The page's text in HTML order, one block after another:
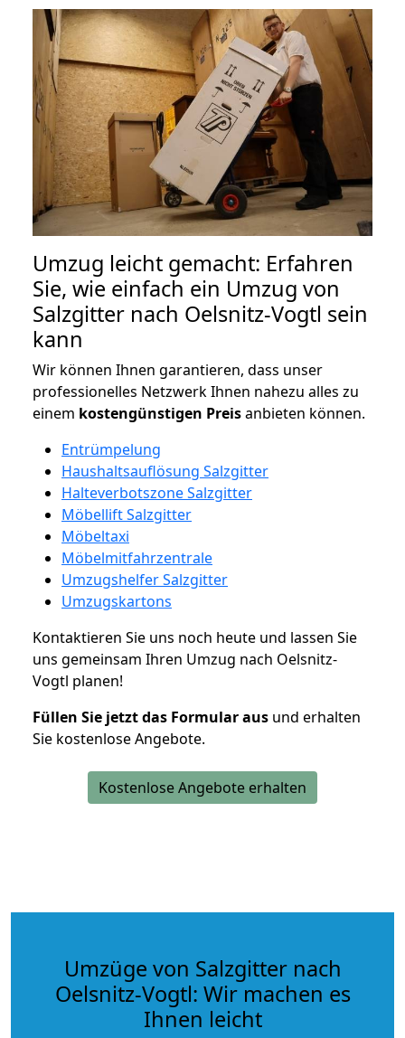
Umzug leicht gemacht: Erfahren
Sie, wie einfach ein Umzug von
Salzgitter nach Oelsnitz-Vogtl sein
kann
Wir können Ihnen garantieren, dass unser
professionelles Netzwerk Ihnen nahezu alles zu
einem kostengünstigen Preisanbieten können.
Entrümpelung
Haushaltsauflösung Salzgitter
Halteverbotszone Salzgitter
Möbellift Salzgitter
Möbeltaxi
Möbelmitfahrzentrale
Umzugshelfer Salzgitter
Umzugskartons
Kontaktieren Sie uns noch heute und lassen Sie
uns gemeinsam Ihren Umzug nach Oelsnitz-
Vogtl planen!
Füllen Sie jetzt das Formular aus und erhalten
Sie kostenlose Angebote.
Kostenlose Angebote erhalten
Umzüge von Salzgitter nach
Oelsnitz-Vogtl: Wir machen es
Ihnen leicht